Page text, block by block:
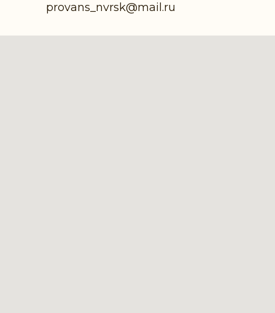
provans_nvrsk@mail.ru